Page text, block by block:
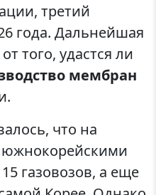
третий
года. Дальнейшая
того, удастся ли
мембран
что на
южнокорейскими
газовозов, а еще